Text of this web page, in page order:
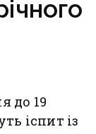
до 19
іспит із